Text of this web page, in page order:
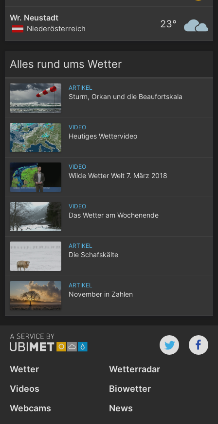
Wr. Neustadt
Niederösterreich 23°
Alles rund ums Wetter
ARTIKEL
Sturm, Orkan und die Beaufortskala
VIDEO
Heutiges Wettervideo
VIDEO
Wilde Wetter Welt 7. März 2018
VIDEO
Das Wetter am Wochenende
ARTIKEL
Die Schafskälte
ARTIKEL
November in Zahlen
Wetter
Wetterradar
Videos
Biowetter
Webcams
News